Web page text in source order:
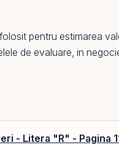
pentru estimarea
de evaluare, in
- Litera "R" - Pagina